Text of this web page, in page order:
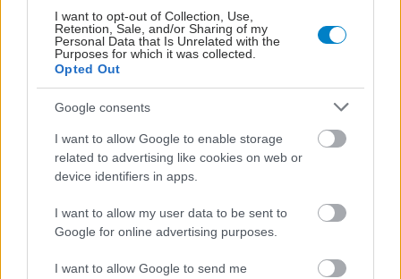
I want to opt-out of Collection, Use,
Retention, Sale, and/or Sharing of my
Personal Data that Is Unrelated with the
Purposes for which it was collected.
Opted Out
Google consents
I want to allow Google to enable storage
related to advertising like cookies on web or
device identifiers in apps.
I want to allow my user data to be sent to
Google for online advertising purposes.
I want to allow Google to send me